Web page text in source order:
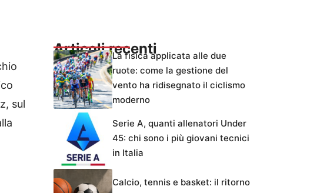
sul
Articoli recentiLa fisica applicata alle due
ruote: come la gestione del
vento ha ridisegnato il ciclismo
moderno
Serie A, quanti allenatori Under
45: chi sono i più giovani tecnici
in Italia
Calcio, tennis e basket: il ritorno